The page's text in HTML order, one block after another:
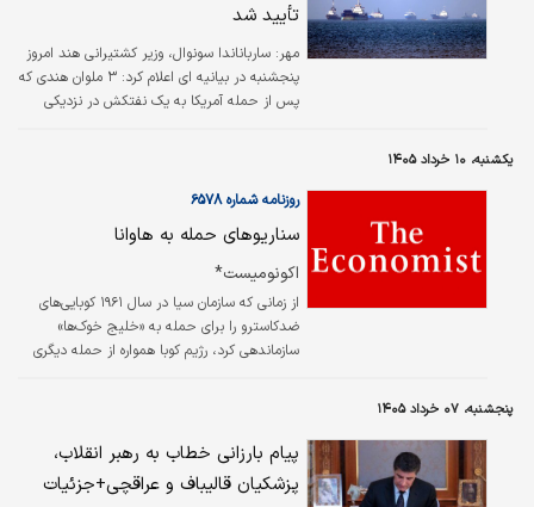
تأیید شد
مهر: سارباناندا سونوال، وزیر کشتیرانی هند امروز
پنجشنبه در بیانیه ای اعلام کرد: ۳ ملوان هندی که
پس از حمله آمریکا به یک نفتکش در نزدیکی
یکشنبه، ۱۰ خرداد ۱۴۰۵
روزنامه شماره ۶۵۷۸
سناریوهای حمله به هاوانا
اکونومیست*
از زمانی که سازمان سیا در سال ۱۹۶۱ کوبایی‌های
ضدکاسترو را برای حمله به «خلیج خوک‌ها»
سازماندهی کرد، رژیم کوبا همواره از حمله دیگری
امروز این تهدید دوباره با قدرت سایه افکنده است.
آیا دونالد ترامپ به کوبا حمله خواهد کرد؟ و اگر
چنین کند، چه پیش خواهد آمد؟
پنجشنبه، ۰۷ خرداد ۱۴۰۵
پیام بارزانی خطاب به رهبر انقلاب،
پزشکیان قالیباف و عراقچی+جزئیات